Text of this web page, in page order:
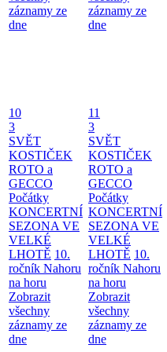
záznamy ze
dne
záznamy ze
dne
10
3
SVĚT
KOSTIČEK
ROTO a
GECCO
Počátky
KONCERTNÍ
SEZONA VE
VELKÉ
LHOTĚ 10.
ročník Nahoru
na horu
Zobrazit
všechny
záznamy ze
dne
11
3
SVĚT
KOSTIČEK
ROTO a
GECCO
Počátky
KONCERTNÍ
SEZONA VE
VELKÉ
LHOTĚ 10.
ročník Nahoru
na horu
Zobrazit
všechny
záznamy ze
dne